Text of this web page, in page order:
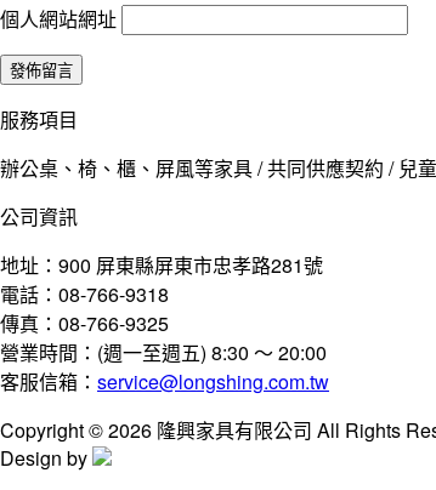
個人網站網址
服務項目
辦公桌、椅、櫃、屏風等家具 / 共同供應契約 / 兒
公司資訊
地址：900 屏東縣屏東市忠孝路281號
電話：08-766-9318
傳真：08-766-9325
營業時間：(週一至週五) 8:30 ～ 20:00
客服信箱： service@longshing.com.tw
Copyright © 2026 隆興家具有限公司 All Rights
Design by